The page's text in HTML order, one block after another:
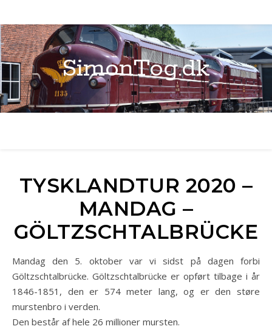
SimonTog.dk
TYSKLANDTUR 2020 –
MANDAG –
GÖLTZSCHTALBRÜCKE
Mandag den 5. oktober var vi sidst på dagen forbi
Göltzschtalbrücke. Göltzschtalbrücke er opført tilbage i år
1846-1851, den er 574 meter lang, og er den støre
murstenbro i verden.
Den består af hele 26 millioner mursten.